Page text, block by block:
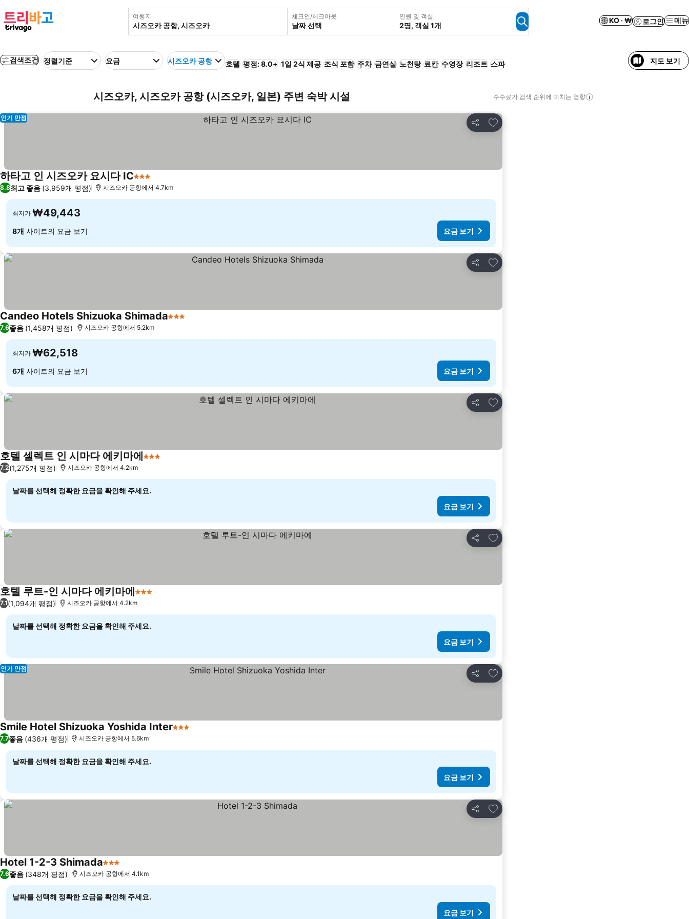
여행지 체크인/체크아웃
날짜 선택
인원 및 객실
2명, 객실 1개
KO · ₩ 로그인 메뉴
검색조건 정렬기준 요금 시즈오카 공항 호텔 평점: 8.0+ 1일 2식 제공 조식 포함 주차 금연실 노천탕 료칸 수영장 리조트 스파 지도 보기
시즈오카, 시즈오카 공항 (시즈오카, 일본) 주변 숙박 시설 수수료가 검색 순위에 미치는 영향
공유
즐겨찾기에 추가
인기 만점
하타고 인 시즈오카 요시다 IC3 성급
8.8최고 좋음 (3,959개 평점) 시즈오카 공항에서 4.7km
최저가 ₩49,443
8개 사이트의 요금 보기 요금 보기
공유
즐겨찾기에 추가
Candeo Hotels Shizuoka Shimada3 성급
7.6좋음 (1,458개 평점) 시즈오카 공항에서 5.2km
최저가 ₩62,518
6개 사이트의 요금 보기 요금 보기
공유
즐겨찾기에 추가
호텔 셀렉트 인 시마다 에키마에3 성급
7.2(1,275개 평점) 시즈오카 공항에서 4.2km
날짜를 선택해 정확한 요금을 확인해 주세요.
요금 보기
공유
즐겨찾기에 추가
호텔 루트-인 시마다 에키마에3 성급
7.1(1,094개 평점) 시즈오카 공항에서 4.2km
날짜를 선택해 정확한 요금을 확인해 주세요.
요금 보기
공유
즐겨찾기에 추가
인기 만점
Smile Hotel Shizuoka Yoshida Inter3 성급
7.7좋음 (436개 평점) 시즈오카 공항에서 5.6km
날짜를 선택해 정확한 요금을 확인해 주세요.
요금 보기
공유
즐겨찾기에 추가
Hotel 1-2-3 Shimada3 성급
7.6좋음 (348개 평점) 시즈오카 공항에서 4.1km
날짜를 선택해 정확한 요금을 확인해 주세요.
요금 보기